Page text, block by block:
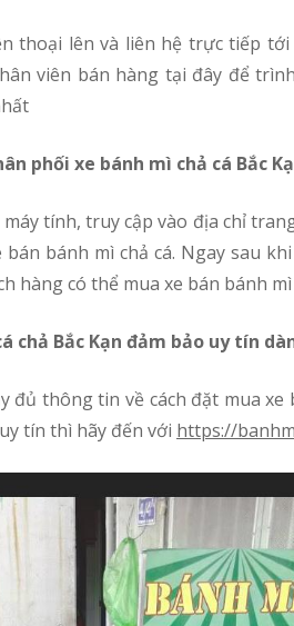
viên bán hàng tại đây để
phối xe bánh mì chả cá Bắc
bán bánh mì chả cá. Ngay sau
hàng có thể mua xe bán bánh
chả Bắc Kạn đảm bảo uy tín
tín thì hãy đến với https://